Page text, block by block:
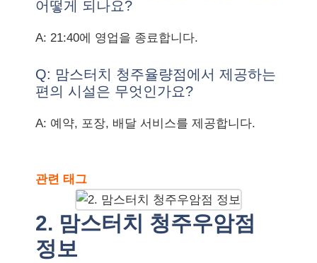
어떻게 되나요?
A: 21:40에 영업을 종료합니다.
Q: 맘스터치 청주율량점에서 제공하는
편의 시설은 무엇인가요?
A: 예약, 포장, 배달 서비스를 제공합니다.
관련 태그
2. 맘스터치 청주우암점
정보